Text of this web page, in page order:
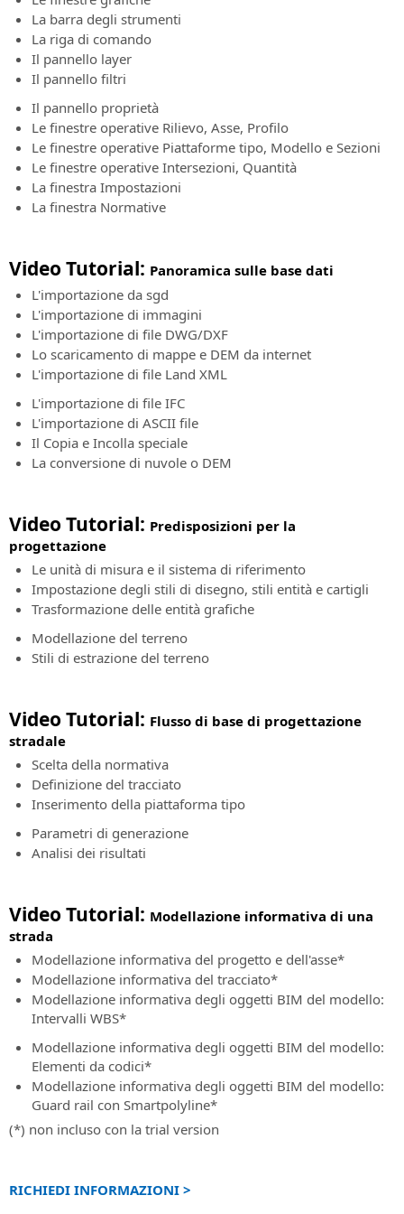
la
progettazione
ferroviaria
e
stradale
SierraSoft
Roads
Design
Studio
Software
BIM
progettazione
stradale
idraulica
SierraSoft
Rails
Software
BIM
per
la
ferrovie
SierraSoft
Roads
Software
BIM
la
progettazione
e
autostrade
SierraSoft
Hydro
Software
BIM
per
idraulica
SierraSoft
Land
Design
Studio
Software
per
calcolo,
modellazione
l'analisi
Richiesta
supporto
tecnico
Assistenza
Assistenza
ai
clienti
su
ordini,
fatture,
prodotti
senza
Subscription
SierraSoft
Training
Corsi
online
in
diretta
SierraSoft
Coaching
Servizio
di
affiancamento
misura
da
SierraSoft
Consulting
tecnica
legata
all'implementazione
ed
utilizzo
SierraSoft
BIM
Accelerator
Servizio
di
consulenza
supporto
nell'implementazione
della
metodologia
BIM
Esperto
Tutte
le
informazioni
sui
eventi
in
presenza
Eventi
“Online
Tutte
informazioni
sui
prossimi
eventi
“Online
-
Live”
Contratto
Modalità
pagamento
accettate:
metti
alla
prova
la
potenza!
Acquistalo
La barra degli strumenti
La riga di comando
Il pannello layer
Il pannello filtri
Il pannello proprietà
Le finestre operative Rilievo, Asse, Profilo
Le finestre operative Piattaforme tipo, Modello e Sezioni
Le finestre operative Intersezioni, Quantità
La finestra Impostazioni
La finestra Normative
Video Tutorial: Panoramica sulle base dati
L'importazione da sgd
L'importazione di immagini
L'importazione di file DWG/DXF
Lo scaricamento di mappe e DEM da internet
L'importazione di file Land XML
L'importazione di file IFC
L'importazione di ASCII file
Il Copia e Incolla speciale
La conversione di nuvole o DEM
Video Tutorial: Predisposizioni per la
progettazione
Le unità di misura e il sistema di riferimento
Impostazione degli stili di disegno, stili entità e cartigli
Trasformazione delle entità grafiche
Modellazione del terreno
Stili di estrazione del terreno
Video Tutorial: Flusso di base di progettazione
stradale
Scelta della normativa
Definizione del tracciato
Inserimento della piattaforma tipo
Parametri di generazione
Analisi dei risultati
Video Tutorial: Modellazione informativa di una
strada
Modellazione informativa del progetto e dell'asse*
Modellazione informativa del tracciato*
Modellazione informativa degli oggetti BIM del modello:
Intervalli WBS*
Modellazione informativa degli oggetti BIM del modello:
Elementi da codici*
Modellazione informativa degli oggetti BIM del modello:
Guard rail con Smartpolyline*
(*) non incluso con la trial version
RICHIEDI INFORMAZIONI >